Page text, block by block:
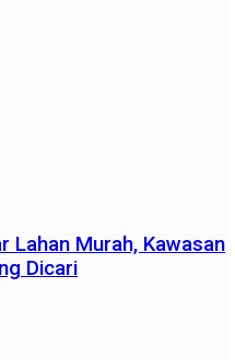
Lahan Murah, Kawasan
Dicari